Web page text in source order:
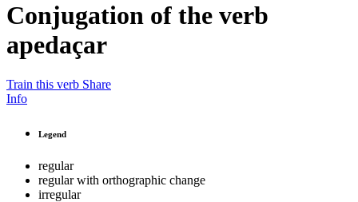
Conjugation of the verb
apedaçar
Train this verb Share
Info
Legend
regular
regular with orthographic change
irregular